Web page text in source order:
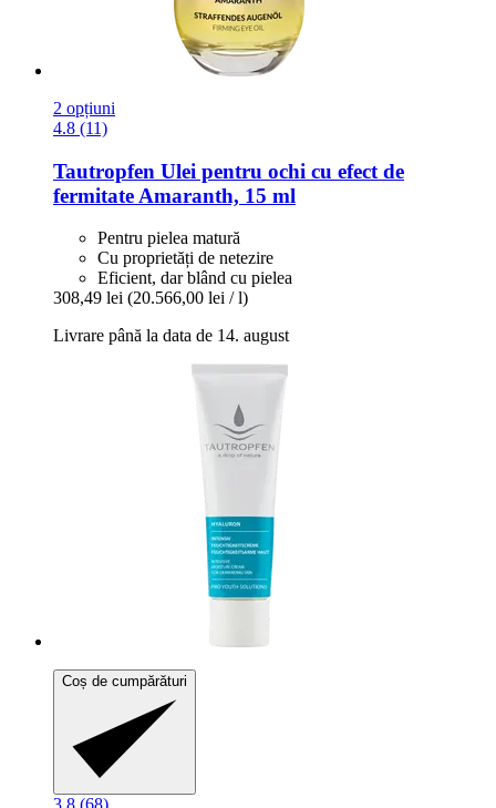
2 opțiuni
4.8 (11)
Tautropfen Ulei pentru ochi cu efect de
fermitate Amaranth, 15 ml
Pentru pielea matură
Cu proprietăți de netezire
Eficient, dar blând cu pielea
308,49 lei (20.566,00 lei / l)
Livrare până la data de 14. august
Coș de cumpărături
3.8 (68)